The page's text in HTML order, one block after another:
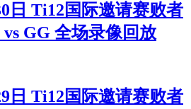
日 Ti12国际邀请赛败者
GG 全场录像回放
日 Ti12国际邀请赛败者